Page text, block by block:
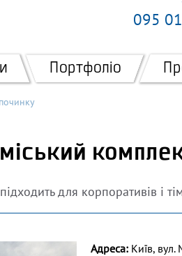
095
Портфоліо
для корпоративів і
Адреса: Київ,